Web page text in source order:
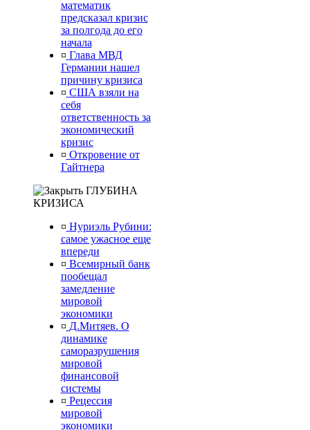
математик
предсказал кризис
за полгода до его
начала
¤ Глава МВД
Германии нашел
причину кризиса
¤ США взяли на
себя
ответственность за
экономический
кризис
¤ Откровение от
Гайтнера
ГЛУБИНА
КРИЗИСА
¤ Нуриэль Рубини:
самое ужасное еще
впереди
¤ Всемирный банк
пообещал
замедление
мировой
экономики
¤ Д.Митяев. О
динамике
саморазрушения
мировой
финансовой
системы
¤ Рецессия
мировой
экономики